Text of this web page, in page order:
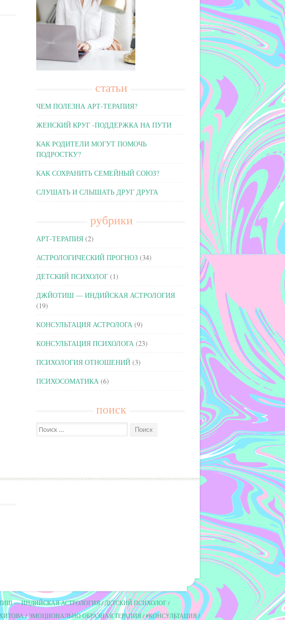
статьи
ЧЕМ ПОЛЕЗНА АРТ-ТЕРАПИЯ?
ЖЕНСКИЙ КРУГ -ПОДДЕРЖКА НА ПУТИ
КАК РОДИТЕЛИ МОГУТ ПОМОЧЬ
ПОДРОСТКУ?
КАК СОХРАНИТЬ СЕМЕЙНЫЙ СОЮЗ?
СЛУШАТЬ И СЛЫШАТЬ ДРУГ ДРУГА
рубрики
АРТ-ТЕРАПИЯ (2)
АСТРОЛОГИЧЕСКИЙ ПРОГНОЗ (34)
ДЕТСКИЙ ПСИХОЛОГ (1)
ДЖЙОТИШ — ИНДИЙСКАЯ АСТРОЛОГИЯ
(19)
КОНСУЛЬТАЦИЯ АСТРОЛОГА (9)
КОНСУЛЬТАЦИЯ ПСИХОЛОГА (23)
ПСИХОЛОГИЯ ОТНОШЕНИЙ (3)
ПСИХОСОМАТИКА (6)
поиск
Поиск:
— ИНДИЙСКАЯ АСТРОЛОГИЯ ДЕТСКИЙ ПСИХОЛОГ
ЭМОЦИОНАЛЬНО ОБРАЗНАЯ ТЕРАПИЯ #КОНСУЛЬТАЦИЯ